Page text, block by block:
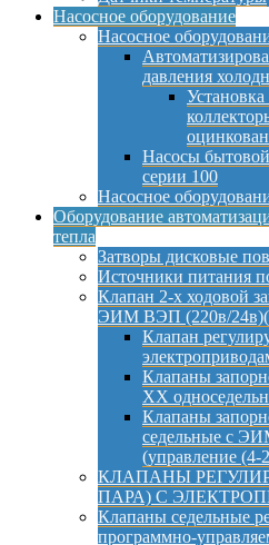
Насосное оборудование
Насосное
давления
Насосы
серии 100
Насосное
Оборудование
тепла
Затворы дисковые
Источники питания
Клапан 2-х ходовой
ЭИМ ВЭП (220в/
Клапан
Клапаны
ХХ
Клапаны
седельные с
(управление
КЛАПАНЫ
ПАРА) С
Клапаны седельные
программно-